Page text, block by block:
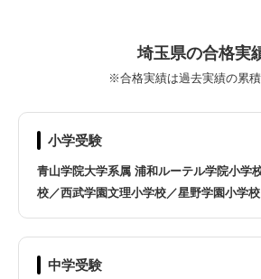
伊奈町
桶川市
加須市
川越市
埼玉県の合格実
※合格実績は過去実績の累積
小学受験
青山学院大学系属 浦和ルーテル学院小学
校／西武学園文理小学校／星野学園小学校
中学受験